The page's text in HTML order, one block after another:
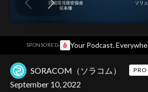
SPONSORED· Your Podcast.
SORACOM（ソラコム） PRO
September 10, 2022